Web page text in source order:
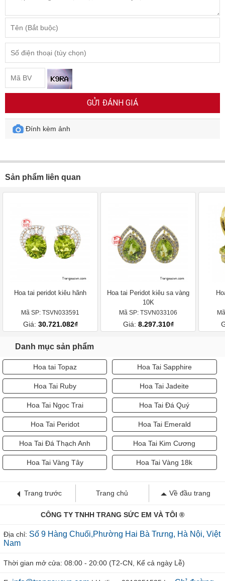
GỬI ĐÁNH GIÁ
Đính kèm ảnh
Sản phẩm liên quan
Hoa tai peridot kiêu hãnh
Mã SP: TSVN033591
Giá: 30.721.082₫
Hoa tai Peridot kiêu sa vàng
10K
Mã SP: TSVN033106
Giá: 8.297.310₫
Danh mục sản phẩm
Hoa tai Topaz Hoa Tai Sapphire
Hoa Tai Ruby Hoa Tai Jadeite
Hoa Tai Ngọc Trai Hoa Tai Đá Quý
Hoa Tai Peridot Hoa Tai Emerald
Hoa Tai Đá Thạch Anh Hoa Tai Kim Cương
Hoa Tai Vàng Tây Hoa Tai Vàng 18k
Trang trước Trang chủ Về đầu trang
CÔNG TY TNHH TRANG SỨC EM VÀ TÔI ®
Địa chỉ: Số 9 Hàng Chuối,Phường Hai Bà Trưng, Hà Nội, Việt
Nam
Thời gian mở cửa: 08:00 - 20:00 (T2-CN, Kể cả ngày Lễ)